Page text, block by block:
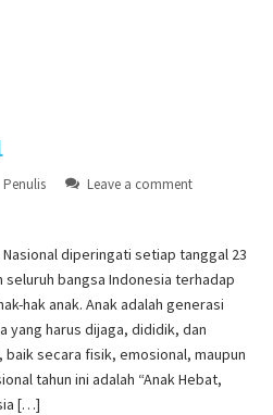
Penulis
Leave a comment
Nasional diperingati setiap tanggal 23
bangsa Indonesia terhadap
hak anak. Anak adalah generasi
yang harus dijaga, dididik, dan
secara fisik, emosional, maupun
tahun ini adalah “Anak Hebat,
[…]